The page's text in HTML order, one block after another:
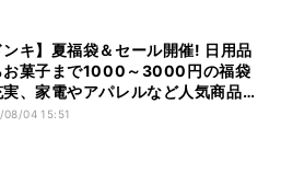
ンキ】夏福袋＆セール開催! 日用品
お菓子まで1000～3000円の福袋
、家電やアパレルなど人気商品も
08/04 15:51